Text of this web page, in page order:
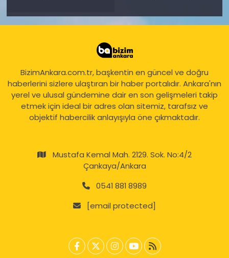
BizimAnkara.com.tr, başkentin en güncel ve doğru
haberlerini sizlere ulaştıran bir haber portalıdır. Ankara'nın
yerel ve ulusal gündemine dair en son gelişmeleri takip
etmek için ideal bir adres olan sitemiz, tarafsız ve
objektif habercilik anlayışıyla öne çıkmaktadır.
Mustafa Kemal Mah. 2129. Sok. No:4/2
Çankaya/Ankara
0541 881 8989
[email protected]